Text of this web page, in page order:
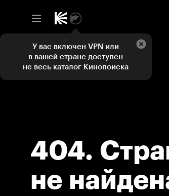
404.
не
У вас включен VPN или
в вашей стране доступен
не весь каталог Кинопоиска